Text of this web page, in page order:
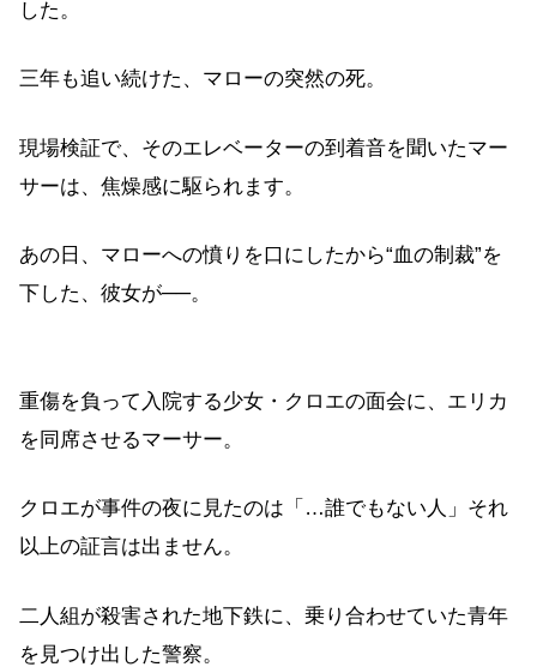
した。
三年も追い続けた、マローの突然の死。
現場検証で、そのエレベーターの到着音を聞いたマー
サーは、焦燥感に駆られます。
あの日、マローへの憤りを口にしたから“血の制裁”を
下した、彼女が──。
重傷を負って入院する少女・クロエの面会に、エリカ
を同席させるマーサー。
クロエが事件の夜に見たのは「…誰でもない人」それ
以上の証言は出ません。
二人組が殺害された地下鉄に、乗り合わせていた青年
を見つけ出した警察。